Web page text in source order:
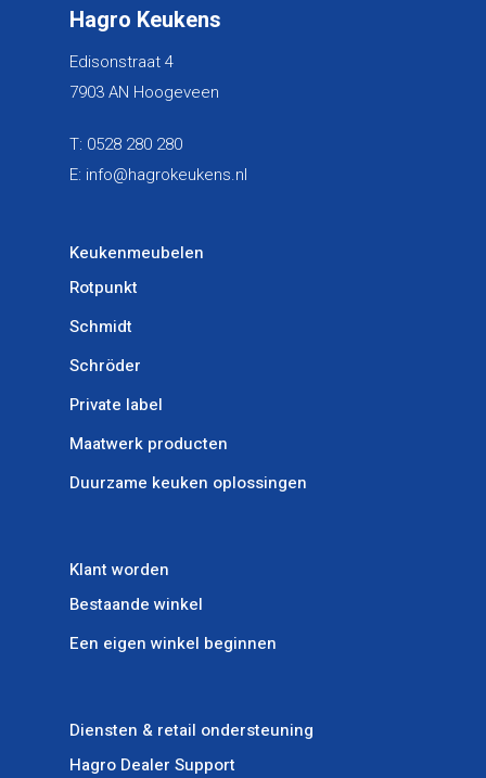
Hagro Keukens
Edisonstraat 4
7903 AN Hoogeveen
T: 0528 280 280
E: info@hagrokeukens.nl
Keukenmeubelen
Rotpunkt
Schmidt
Schröder
Private label
Maatwerk producten
Duurzame keuken oplossingen
Klant worden
Bestaande winkel
Een eigen winkel beginnen
Diensten & retail ondersteuning
Hagro Dealer Support